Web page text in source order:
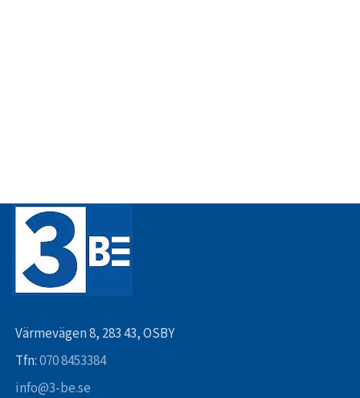
Värmevägen 8, 283 43, OSBY
Tfn:070 8453384
info@3-be.se